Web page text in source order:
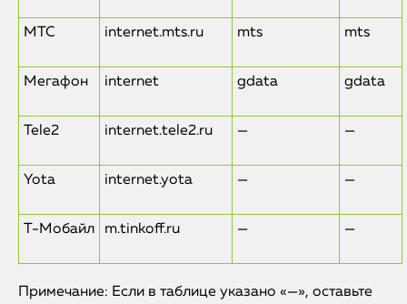
МТС internet.mts.ru mts mts
Мегафон internet gdata gdata
Tele2 internet.tele2.ru — —
Yota internet.yota — —
Т-Мобайл m.tinkoff.ru — —
Примечание: Если в таблице указано «—», оставьте